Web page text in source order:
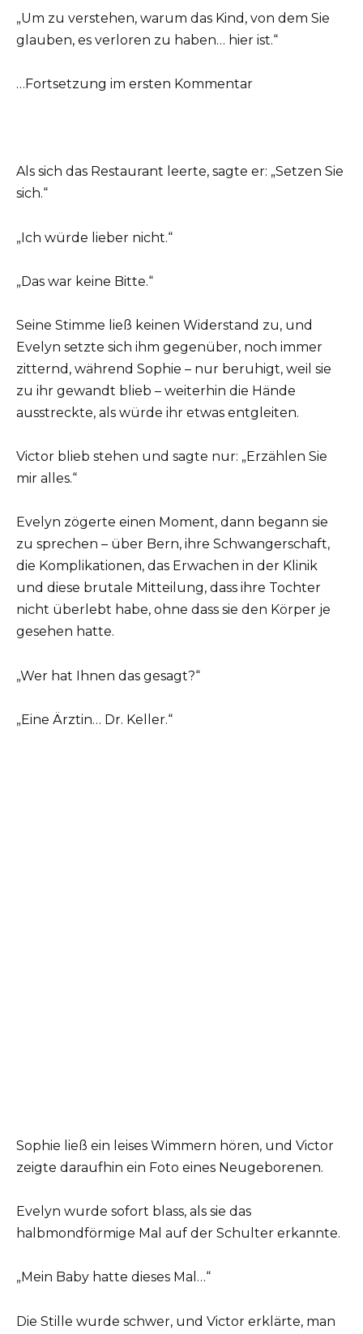
„Um zu verstehen, warum das Kind, von dem Sie
glauben, es verloren zu haben… hier ist.“
…Fortsetzung im ersten Kommentar
Als sich das Restaurant leerte, sagte er: „Setzen Sie
sich.“
„Ich würde lieber nicht.“
„Das war keine Bitte.“
Seine Stimme ließ keinen Widerstand zu, und
Evelyn setzte sich ihm gegenüber, noch immer
zitternd, während Sophie – nur beruhigt, weil sie
zu ihr gewandt blieb – weiterhin die Hände
ausstreckte, als würde ihr etwas entgleiten.
Victor blieb stehen und sagte nur: „Erzählen Sie
mir alles.“
Evelyn zögerte einen Moment, dann begann sie
zu sprechen – über Bern, ihre Schwangerschaft,
die Komplikationen, das Erwachen in der Klinik
und diese brutale Mitteilung, dass ihre Tochter
nicht überlebt habe, ohne dass sie den Körper je
gesehen hatte.
„Wer hat Ihnen das gesagt?“
„Eine Ärztin… Dr. Keller.“
Sophie ließ ein leises Wimmern hören, und Victor
zeigte daraufhin ein Foto eines Neugeborenen.
Evelyn wurde sofort blass, als sie das
halbmondförmige Mal auf der Schulter erkannte.
„Mein Baby hatte dieses Mal…“
Die Stille wurde schwer, und Victor erklärte, man